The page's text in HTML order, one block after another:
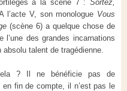
à la scène 7 : Sortez,
l’acte V, son monologue Vous
(scène 6) a quelque chose de
des grandes incarnations
talent de tragédienne.
? Il ne bénéficie pas de
fin de compte, il n’est pas le